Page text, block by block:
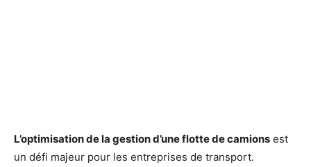
L’optimisation de la gestion d’une flotte de camions est
un défi majeur pour les entreprises de transport.